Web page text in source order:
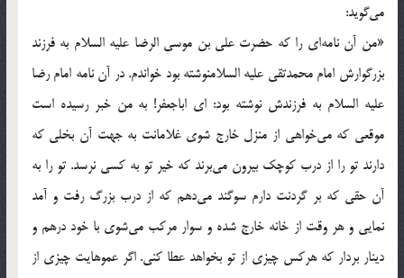
می‌گوید:
«من آن نامه‌ای را که حضرت علی بن موسی الرضا علیه السلام به فرزند
بزرگوارش امام محمدتقی علیه السلامنوشته بود خواندم. در آن نامه امام رضا
علیه السلام به فرزندش نوشته بود: ای اباجعفر! به من خبر رسیده است
موقعی که می‌خواهی از منزل خارج شوی غلامانت به جهت آن بخلی که
دارند تو را از درب کوچک بیرون می‌برند که خیر تو به کسی نرسد. تو را به
آن حقی که بر گردنت دارم سوگند می‌دهم که از درب بزرگ رفت و آمد
نمایی و هر وقت از خانه خارج شده و سوار مرکب می‌شوی با خود درهم و
دینار بردار که هرکس چیزی از تو بخواهد عطا کنی. اگر عموهایت چیزی از